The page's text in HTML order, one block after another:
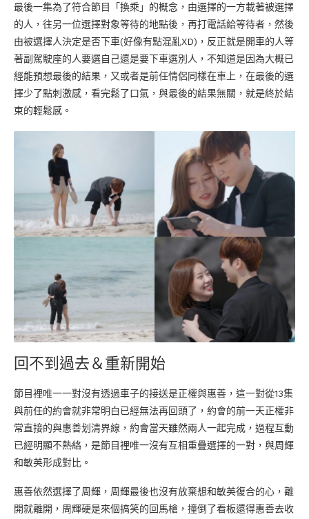
最後一集為了符合節目「換乘」的概念，由選擇的一方載著被選擇
的人，往另一位選擇對象等待的地點後，再打電話給等待者，然後
由被選擇人決定是否下車(好像有點混亂XD)，反正就是開車的人等
著副駕駛座的人要選自己還是要下車選別人，不知道是因為大概已
經能預想最後的結果，又或者是前任情侶同樣在車上，在最後的選
擇少了點刺激感，看完鬆了口氣，與最後的結果無關，就是終於結
束的輕鬆感。
回不到過去＆重新開始
節目裡唯一一對沒有透過車子的接送是正權與惠善，這一對從13集
與前任的約會就非常明白已經無法再回頭了，約會的前一天正權非
常直接的與惠善划清界線，約會當天雖然兩人一起完成，過程互動
已經明顯不熱絡，是節目裡唯一沒有互相重疊選擇的一對，與周輝
和敏英形成對比。
惠善依然選擇了周輝，周輝最後也沒有放棄想和敏英復合的心，離
開就離開，周輝硬是來個搞笑的回馬槍，撞倒了看板還得惠善去收